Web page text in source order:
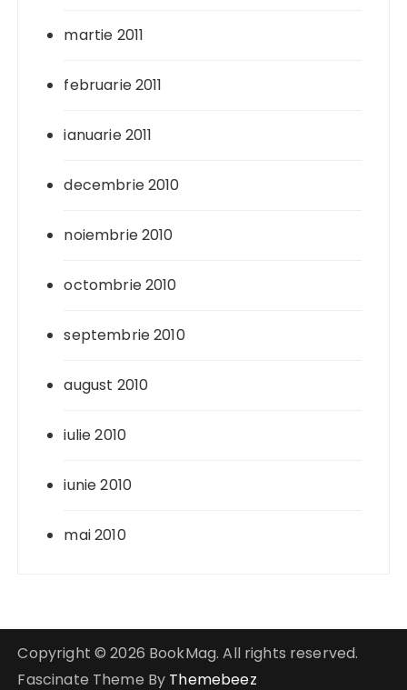
martie 2011
februarie 2011
ianuarie 2011
decembrie 2010
noiembrie 2010
octombrie 2010
septembrie 2010
august 2010
iulie 2010
iunie 2010
mai 2010
Copyright © 2026 BookMag. All rights reserved.
Fascinate Theme By Themebeez